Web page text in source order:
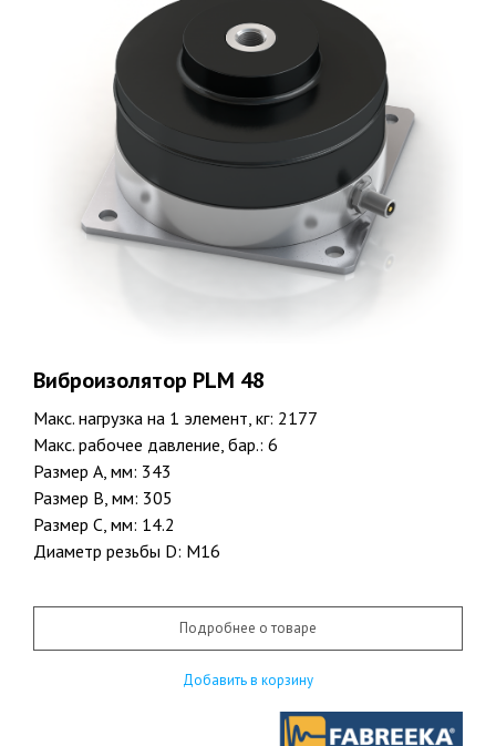
Виброизолятор PLM 48
Макс. нагрузка на 1 элемент, кг: 2177
Макс. рабочее давление, бар.: 6
Размер A, мм: 343
Размер B, мм: 305
Размер C, мм: 14.2
Диаметр резьбы D: М16
Подробнее о товаре
Добавить в корзину